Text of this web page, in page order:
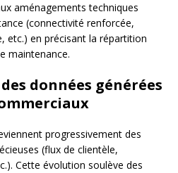
aménagements techniques
(connectivité renforcée,
etc.) en précisant la répartition
maintenance.
données générées
progressivement des
(flux de clientèle,
Cette évolution soulève des